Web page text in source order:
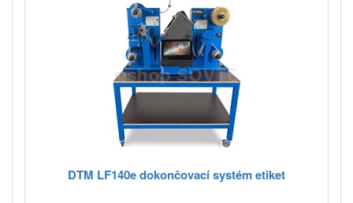
DTM LF140e dokončovací systém etiket